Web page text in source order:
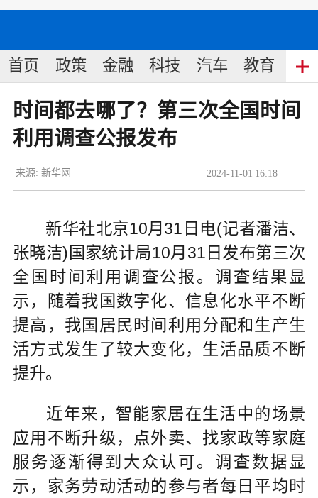
首页 政策 金融 科技 汽车 教育 食
时间都去哪了？第三次全国时间
利用调查公报发布
2024-11-01 16:18
来源: 新华网
新华社北京10月31日电(记者潘洁、
张晓洁)国家统计局10月31日发布第三次
全国时间利用调查公报。调查结果显
示，随着我国数字化、信息化水平不断
提高，我国居民时间利用分配和生产生
活方式发生了较大变化，生活品质不断
提升。
近年来，智能家居在生活中的场景
应用不断升级，点外卖、找家政等家庭
服务逐渐得到大众认可。调查数据显
示，家务劳动活动的参与者每日平均时